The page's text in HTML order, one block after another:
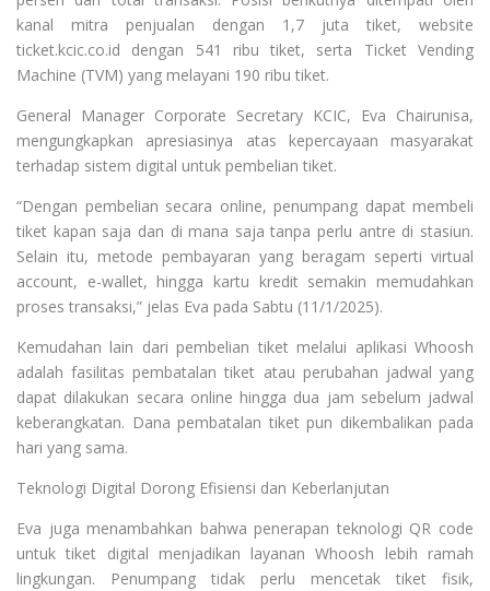
kanal mitra penjualan dengan 1,7 juta tiket, website
ticket.kcic.co.id dengan 541 ribu tiket, serta Ticket Vending
Machine (TVM) yang melayani 190 ribu tiket.
General Manager Corporate Secretary KCIC, Eva Chairunisa,
mengungkapkan apresiasinya atas kepercayaan masyarakat
terhadap sistem digital untuk pembelian tiket.
“Dengan pembelian secara online, penumpang dapat membeli
tiket kapan saja dan di mana saja tanpa perlu antre di stasiun.
Selain itu, metode pembayaran yang beragam seperti virtual
account, e-wallet, hingga kartu kredit semakin memudahkan
proses transaksi,” jelas Eva pada Sabtu (11/1/2025).
Kemudahan lain dari pembelian tiket melalui aplikasi Whoosh
adalah fasilitas pembatalan tiket atau perubahan jadwal yang
dapat dilakukan secara online hingga dua jam sebelum jadwal
keberangkatan. Dana pembatalan tiket pun dikembalikan pada
hari yang sama.
Teknologi Digital Dorong Efisiensi dan Keberlanjutan
Eva juga menambahkan bahwa penerapan teknologi QR code
untuk tiket digital menjadikan layanan Whoosh lebih ramah
lingkungan. Penumpang tidak perlu mencetak tiket fisik,